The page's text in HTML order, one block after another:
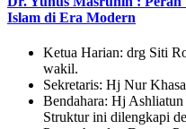
Islam di Era Modern
Ketua Harian: drg Siti
wakil.
Sekretaris: Hj Nur
Bendahara: Hj
Struktur ini dilengkapi